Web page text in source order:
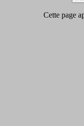
Cette page